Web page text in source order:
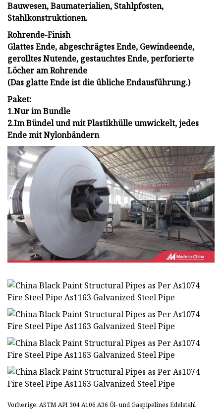
Bauwesen, Baumaterialien, Stahlpfosten,
Stahlkonstruktionen.
Rohrende-Finish
Glattes Ende, abgeschrägtes Ende, Gewindeende,
gerolltes Nutende, gestauchtes Ende, perforierte
Löcher am Rohrende
(Das glatte Ende ist die übliche Endausführung.)
Paket:
1.Nur im Bundle
2.Im Bündel und mit Plastikhülle umwickelt, jedes
Ende mit Nylonbändern
Vorherige: ASTM API 304 A106 A36 Öl- und Gaspipelines Edelstahl